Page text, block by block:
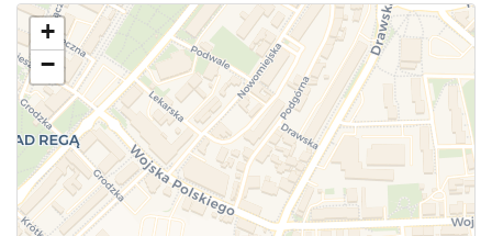
Użyj tego formularza aby przesłać informację o
zmianach w powyższym mityngu.
+
−